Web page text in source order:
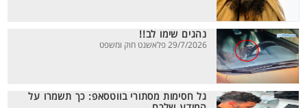
נהגים שימו לב!!
29/7/2026 פלאשנט חוק ומשפט
גל חסימות מסתורי בווטסאפ: כך תשמרו על